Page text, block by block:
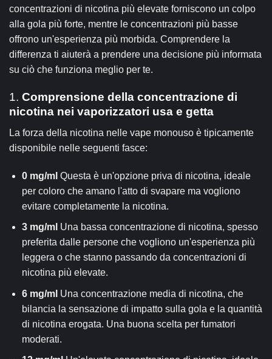
concentrazioni di nicotina più elevate forniscono un colpo
alla gola più forte, mentre le concentrazioni più basse
offrono un'esperienza più morbida. Comprendere la
differenza ti aiuterà a prendere una decisione più informata
su ciò che funziona meglio per te.
1. Comprensione della concentrazione di
nicotina nei vaporizzatori usa e getta
La forza della nicotina nelle vape monouso è tipicamente
disponibile nelle seguenti fasce:
0 mg/ml Questa è un'opzione priva di nicotina, ideale
per coloro che amano l'atto di svapare ma vogliono
evitare completamente la nicotina.
3 mg/ml Una bassa concentrazione di nicotina, spesso
preferita dalle persone che vogliono un'esperienza più
leggera o che stanno passando da concentrazioni di
nicotina più elevate.
6 mg/ml Una concentrazione media di nicotina, che
bilancia la sensazione di impatto sulla gola e la quantità
di nicotina erogata. Una buona scelta per fumatori
moderati.